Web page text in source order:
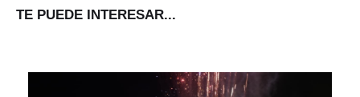
TE PUEDE INTERESAR...